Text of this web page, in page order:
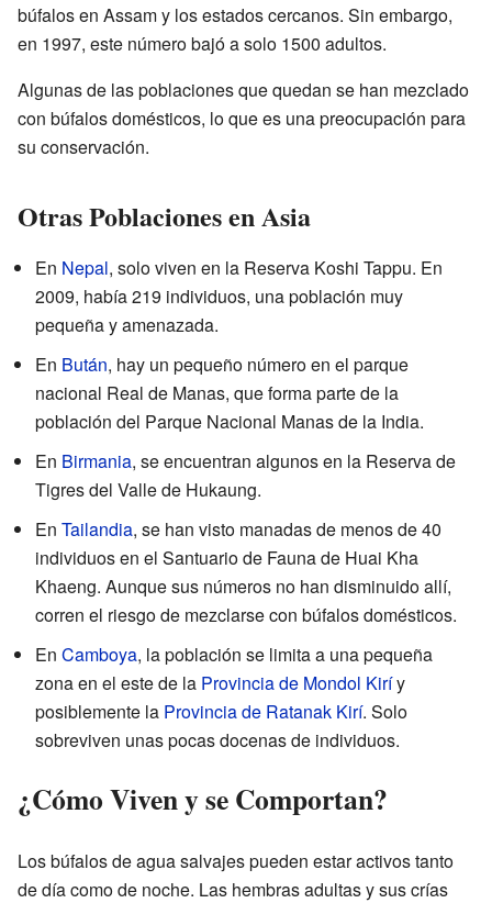
búfalos en Assam y los estados cercanos. Sin embargo,
en 1997, este número bajó a solo 1500 adultos.
Algunas de las poblaciones que quedan se han mezclado
con búfalos domésticos, lo que es una preocupación para
su conservación.
Otras Poblaciones en Asia
En Nepal, solo viven en la Reserva Koshi Tappu. En
2009, había 219 individuos, una población muy
pequeña y amenazada.
En Bután, hay un pequeño número en el parque
nacional Real de Manas, que forma parte de la
población del Parque Nacional Manas de la India.
En Birmania, se encuentran algunos en la Reserva de
Tigres del Valle de Hukaung.
En Tailandia, se han visto manadas de menos de 40
individuos en el Santuario de Fauna de Huai Kha
Khaeng. Aunque sus números no han disminuido allí,
corren el riesgo de mezclarse con búfalos domésticos.
En Camboya, la población se limita a una pequeña
zona en el este de la Provincia de Mondol Kiríy
posiblemente la Provincia de Ratanak Kirí. Solo
sobreviven unas pocas docenas de individuos.
¿Cómo Viven y se Comportan?
Los búfalos de agua salvajes pueden estar activos tanto
de día como de noche. Las hembras adultas y sus crías